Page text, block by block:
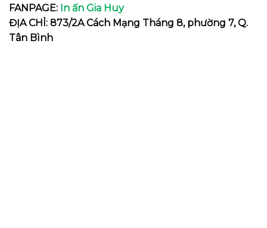
FANPAGE: In ấn Gia Huy
ĐỊA CHỈ: 873/2A Cách Mạng Tháng 8, phường 7, Q.
Tân Bình